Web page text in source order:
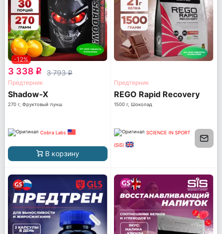
-12%
3 338 q 3 793q
Предтерник
Shadow-X
270 г, Фруктовый пунш
Cobra Labs
В корзину
Предтерник
REGO Rapid Recovery
1500 г, Шоколад
SCIENCE IN SPORT
(SiS)